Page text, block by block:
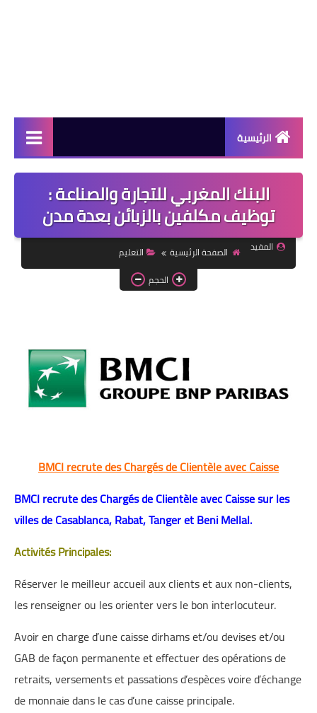
الرئيسية
دورات مجانية
كورسات مجانية
منح دراسية
مقالات مفيدة
تعلم اللغات
الوظيفة
إعلاميات
البنك المغربي للتجارة والصناعة :
توظيف مكلفين بالزبائن بعدة مدن
المفيد الصفحة الرئيسية
التعليم
الحجم
BMCI recrute des Chargés de Clientèle avec Caisse
BMCI recrute desChargés de Clientèle avec Caisse sur les
villes de Casablanca, Rabat, Tanger et Beni Mellal.
Activités Principales:
Réserver le meilleur accueil aux clients et aux non-clients,
les renseigner ou les orienter vers le bon interlocuteur.
Avoir en charge d’une caisse dirhams et/ou devises et/ou
GAB de façon permanente et effectuer des opérations de
retraits, versements et passations d’espèces voire d’échange
de monnaie dans le cas d’une caisse principale.